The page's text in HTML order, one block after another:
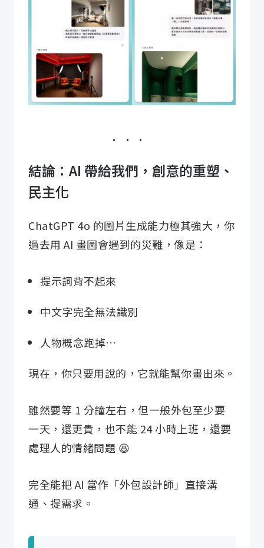
結論：AI 帶給我們，創意的重塑、
民主化
ChatGPT 4o 的圖片生成能力極其強大，你
過去用 AI 畫圖會遇到的災難，像是：
提示詞背不起來
中文字完全無法識別
人物概念跑掉…
現在，你只要用說的，它就能幫你畫出來。
雖然要等 1 分鐘左右，但一般外包至少要
一天，還更貴，也不能 24 小時上班，還要
處理人的情緒問題 😆
完全能把 AI 當作「外包設計師」直接溝
通、提需求。